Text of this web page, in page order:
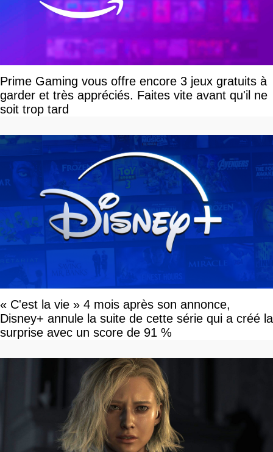
Prime Gaming vous offre encore 3 jeux gratuits à
garder et très appréciés. Faites vite avant qu'il ne
soit trop tard
« C'est la vie » 4 mois après son annonce,
Disney+ annule la suite de cette série qui a créé la
surprise avec un score de 91 %